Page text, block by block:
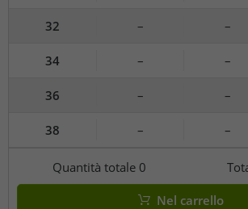
32 – –
34 – –
36 – –
38 – –
Quantità totale 0
Nel carrello